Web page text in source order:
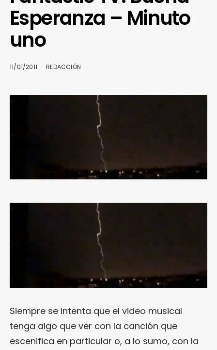
Esperanza – Minuto
uno
11/01/2011 REDACCIÓN
Siempre se intenta que el video musical
tenga algo que ver con la canción que
escenifica en particular o, a lo sumo, con la